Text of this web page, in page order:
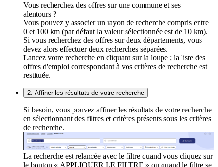
Vous recherchez des offres sur une commune et ses
alentours ?
Vous pouvez y associer un rayon de recherche compris entre
0 et 100 km (par défaut la valeur sélectionnée est de 10 km).
Si vous recherchez des offres sur deux départements, vous
devez alors effectuer deux recherches séparées.
Lancez votre recherche en cliquant sur la loupe ; la liste des
offres d'emploi correspondant à vos critères de recherche est
restituée.
2. Affiner les résultats de votre recherche
Si besoin, vous pouvez affiner les résultats de votre recherche
en sélectionnant des filtres et critères présents sous les critères
de recherche.
La recherche est relancée avec le filtre quand vous cliquez sur
le bouton « APPLIQUER LE FILTRE » ou quand le filtre se